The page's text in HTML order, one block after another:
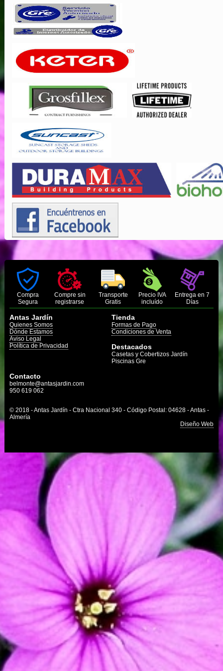
Compra
Segura
Compre sin
registrarse
Transporte
Gratis
Precio IVA
incluído
Entrega en 7
Días
Antas Jardín
Quienes Somos
Dónde Estamos
Aviso Legal
Política de Privacidad
Tienda
Formas de Pago
Condiciones de Venta
Destacados
Casetas y Cobertizos Jardín
Piscinas Gre
Contacto
belmonte@antasjardin.com
950 619 062
© 2018 - Antas Jardín - Ctra Nacional 340 - Código Postal: 04628 - Antas -
Almería
Diseño Web